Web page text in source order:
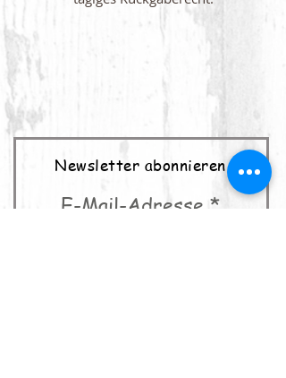
Newsletter abonnieren
E-Mail-Adresse